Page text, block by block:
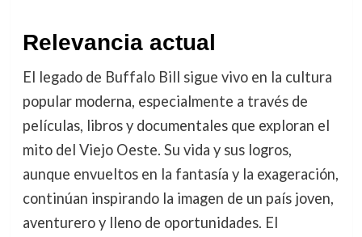
Relevancia actual
El legado de Buffalo Bill sigue vivo en la cultura
popular moderna, especialmente a través de
películas, libros y documentales que exploran el
mito del Viejo Oeste. Su vida y sus logros,
aunque envueltos en la fantasía y la exageración,
continúan inspirando la imagen de un país joven,
aventurero y lleno de oportunidades. El